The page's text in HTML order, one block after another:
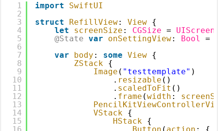
1
2
3
4
5
6
7
8
9
10
11
12
13
14
15
16
import
SwiftUI
struct
RefillView: View {
let
screenSize : CGSize = UIScreen
@State var onSettingView: Bool =
var
body : some View {
ZStack
{
Image ( "testtemplate" )
. resizable ()
. scaledToFit ()
. frame (width :
VStack
{
HStack
{
Button ( action : {